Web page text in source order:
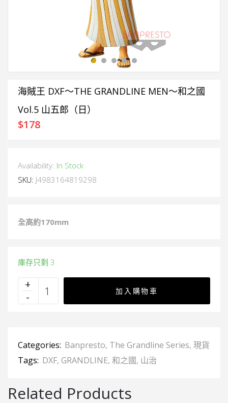
海賊王 DXF～THE GRANDLINE MEN～和之國
Vol.5 山五郎（日）
$178
Availability: In Stock
SKU: J4983164819298
全高約170mm
庫存只剩 3
加入購物車
Categories: Banpresto, The Grandline Series, 現貨
Tags: DXF, GRANDLINE, 和之國, 山治
Related Products